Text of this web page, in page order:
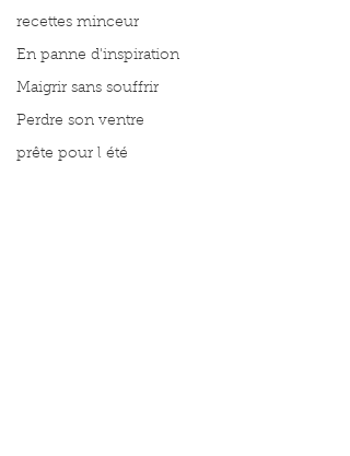
recettes minceur
En panne d'inspiration
Maigrir sans souffrir
Perdre son ventre
prête pour l été